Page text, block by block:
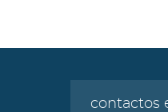
contactos